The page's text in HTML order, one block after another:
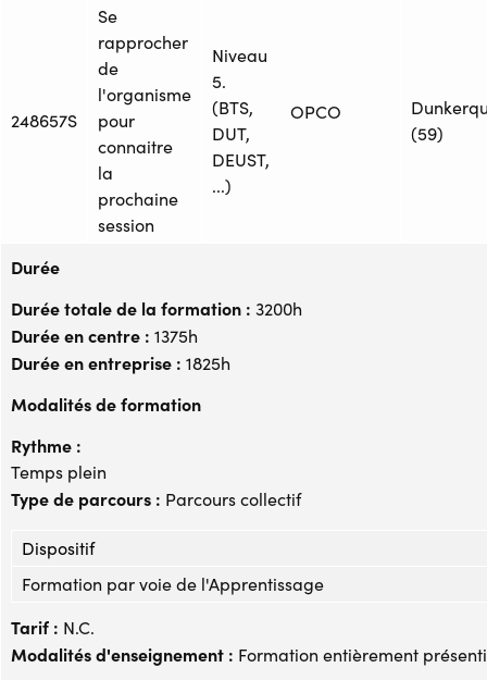
248657S
Se
rapprocher
de
l'organisme
pour
connaitre
la
prochaine
session
Niveau
5.
(BTS,
DUT,
DEUST,
...)
OPCO
(59)
Durée
Durée totale de la formation : 3200h
Durée en centre : 1375h
Durée en entreprise : 1825h
Modalités de formation
Rythme :
Temps plein
Type de parcours : Parcours collectif
Dispositif
Formation par voie de l'Apprentissage
Tarif : N.C.
Modalités d'enseignement : Formation entièrement